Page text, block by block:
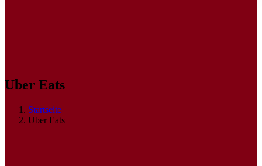
Uber Eats
Startseite
Uber Eats